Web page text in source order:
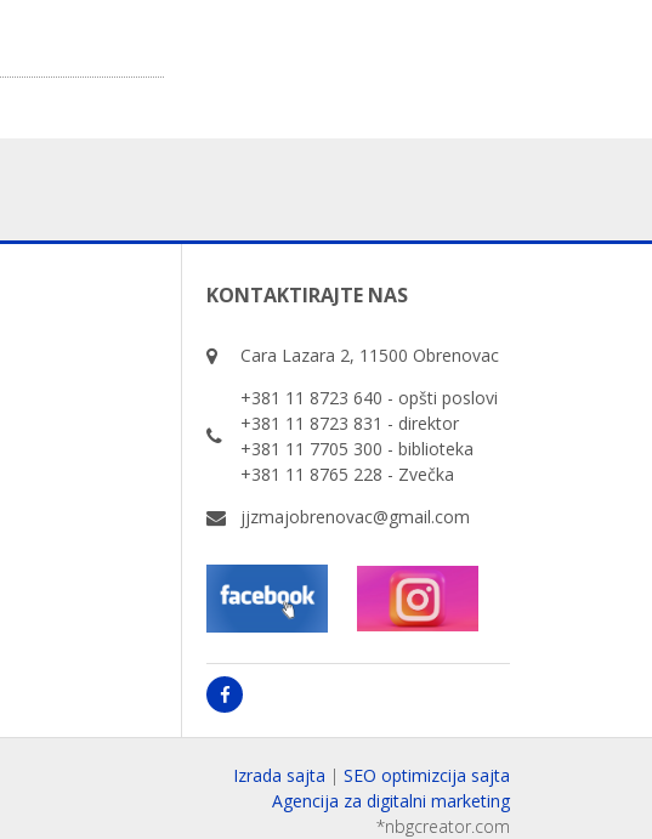
KONTAKTIRAJTE NAS
Cara Lazara 2, 11500 Obrenovac
+381 11 8723 640 - opšti poslovi
+381 11 8723 831 - direktor
+381 11 7705 300 - biblioteka
+381 11 8765 228 - Zvečka
jjzmajobrenovac@gmail.com
Izrada sajta | SEO optimizcija sajta
Agencija za digitalni marketing
*nbgcreator.com